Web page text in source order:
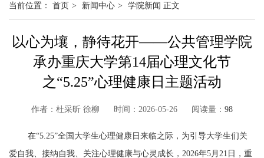
当前位置： 首页 > 新闻中心 > 学院新闻 正文
以心为壤，静待花开——公共管理学院
承办重庆大学第14届心理文化节
之“5.25”心理健康日主题活动
作者：杜采昕 徐柳 时间：2026-05-26 阅读量： 98
在“5.25”全国大学生心理健康日来临之际，为引导大学生们关
爱自我、接纳自我、关注心理健康与心灵成长， 2026年5月 21 日，重